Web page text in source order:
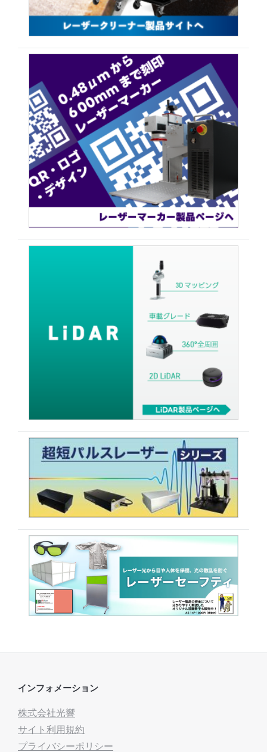
インフォメーション
株式会社光響
サイト利用規約
プライバシーポリシー